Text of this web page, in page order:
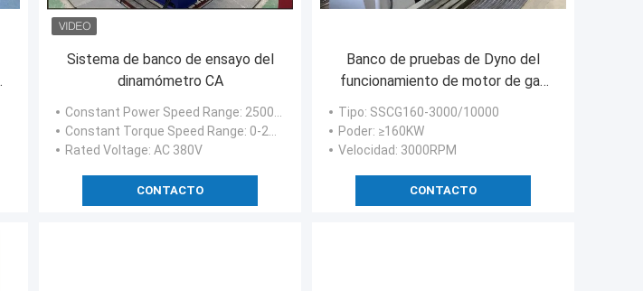
Sistema de banco de ensayo del
dinamómetro CA
Constant Power Speed Range: 2500-9000 rpm
Constant Torque Speed Range: 0-2500 rpm
Rated Voltage: AC 380V
CONTACTO
Banco de pruebas de Dyno del
funcionamiento de motor de gas
Tipo: SSCG160-3000/10000
Poder: ≥160KW
Velocidad: 3000RPM
CONTACTO